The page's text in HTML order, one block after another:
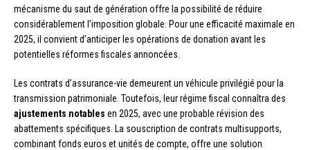
mécanisme du saut de génération offre la possibilité de réduire
considérablement l’imposition globale. Pour une efficacité maximale en
2025, il convient d’anticiper les opérations de donation avant les
potentielles réformes fiscales annoncées.
Les contrats d’assurance-vie demeurent un véhicule privilégié pour la
transmission patrimoniale. Toutefois, leur régime fiscal connaîtra des
ajustements notables en 2025, avec une probable révision des
abattements spécifiques. La souscription de contrats multisupports,
combinant fonds euros et unités de compte, offre une solution